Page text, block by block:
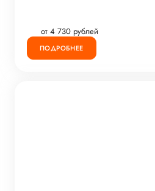
от 4 730 рублей
ПОДРОБНЕЕ